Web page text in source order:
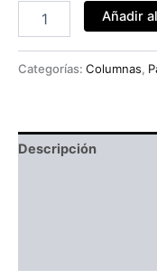
Añadir
Categorías: Columnas,
Descripción